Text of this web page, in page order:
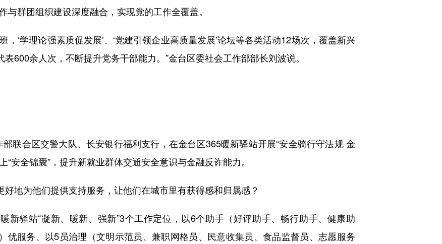
与群团组织建设深度融合，实现党的工作全覆盖。
‘学理论强素质促发展’、‘党建引领企业高质量发展’论坛等各类活动12场次，覆盖新兴
600余人次，不断提升党务干部能力。”金台区委社会工作部部长刘波说。
合区交警大队、长安银行福利支行，在金台区365暖新驿站开展“安全骑行守法规 金
安全锦囊”，提升新就业群体交通安全意识与金融反诈能力。
地为他们提供支持服务，让他们在城市里有获得感和归属感？
驿站“凝新、暖新、强新”3个工作定位，以6个助手（好评助手、畅行助手、健康助
优服务、以5员治理（文明示范员、兼职网格员、民意收集员、食品监督员、志愿服务